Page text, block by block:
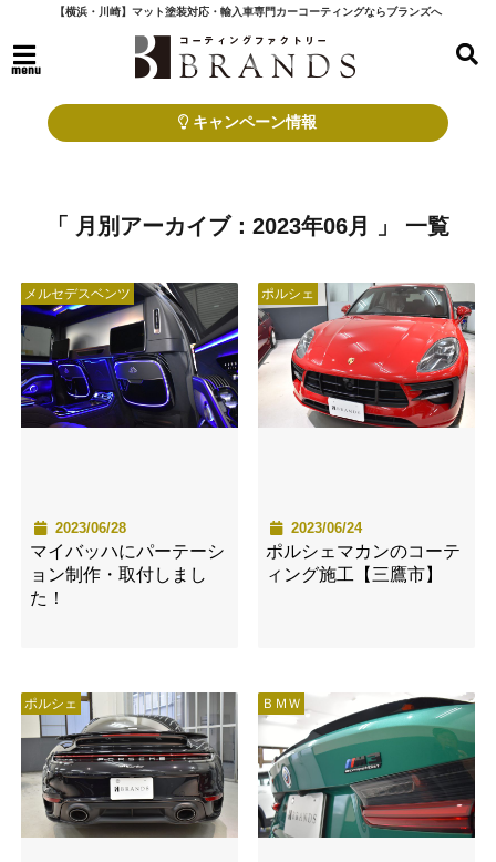
【横浜・川崎】マット塗装対応・輸入車専門カーコーティングならブランズへ
menu
キャンペーン情報
「 月別アーカイブ：2023年06月 」 一覧
メルセデスベンツ
2023/06/28
マイバッハにパーテーシ
ョン制作・取付しまし
た！
ポルシェ
2023/06/24
ポルシェマカンのコーテ
ィング施工【三鷹市】
ポルシェ ＢＭＷ